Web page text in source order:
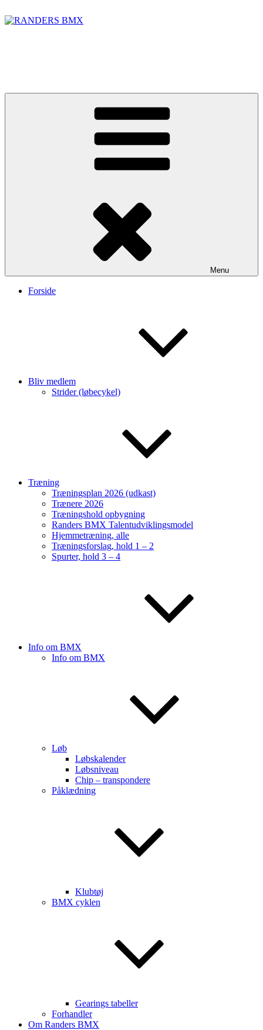
til
Menu
Forside
Bliv medlem
Strider (løbecykel)
Træning
Træningsplan 2026 (udkast)
Trænere 2026
Træningshold opbygning
Randers BMX Talentudviklingsmodel
Hjemmetræning, alle
Træningsforslag, hold 1 – 2
Spurter, hold 3 – 4
Info om BMX
Info om BMX
Løb
Løbskalender
Løbsniveau
Chip – transpondere
Påklædning
Klubtøj
BMX cyklen
Gearings tabeller
Forhandler
Om Randers BMX